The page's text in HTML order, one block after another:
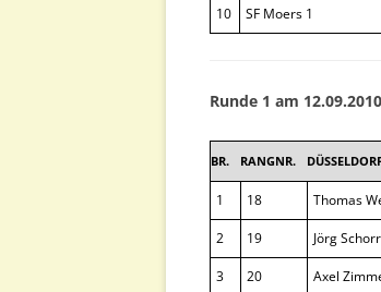
10 SF Moers 1
Runde 1 am
BR. RANGNR.
1 18 Thomas
2 19 Jörg Schorr
3 20 Axel